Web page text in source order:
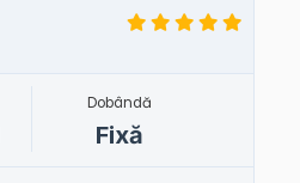
Dobândă
Fixă